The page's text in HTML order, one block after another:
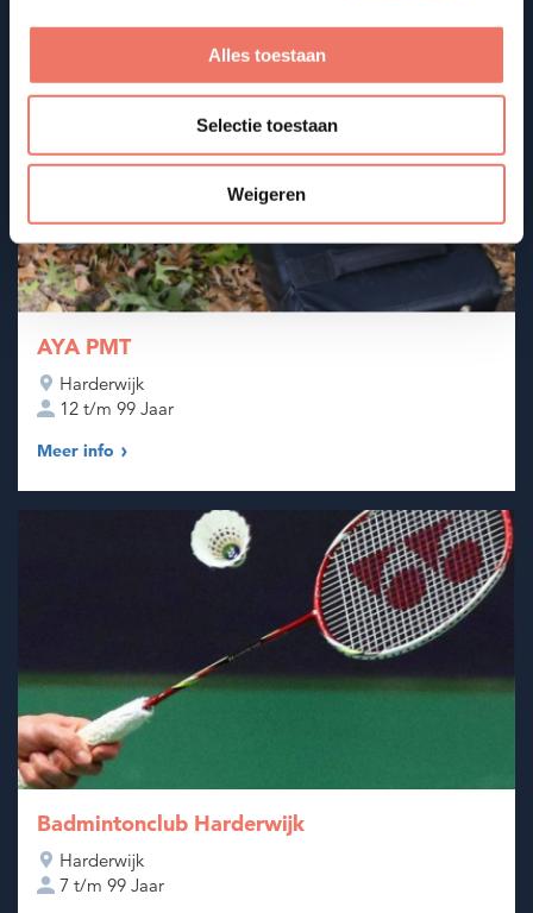
Alles toestaan
Selectie toestaan
Weigeren
AYA PMT
Harderwijk
12 t/m 99 Jaar
Meer info
Badmintonclub Harderwijk
Harderwijk
7 t/m 99 Jaar